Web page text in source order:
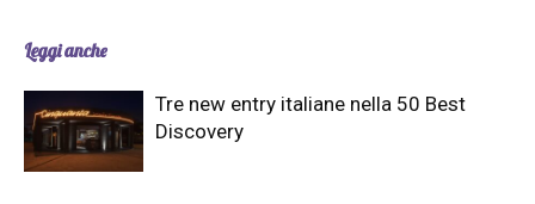
Leggi anche
Tre new entry italiane nella 50 Best
Discovery